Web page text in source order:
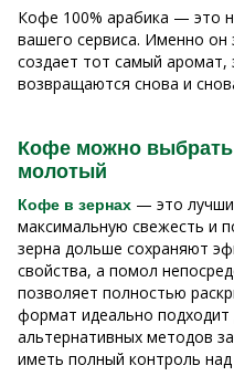
Кофе 100% арабика — это
вашего сервиса. Именно
создает тот самый аромат,
возвращаются снова и
Кофе можно выбрать
молотый
Кофе в зернах — это
максимальную свежесть и
зерна дольше сохраняют
свойства, а помол
позволяет полностью
формат идеально
альтернативных методов
иметь полный контроль